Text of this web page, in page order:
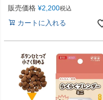
販売価格 ¥2,200税込
カートに入れる